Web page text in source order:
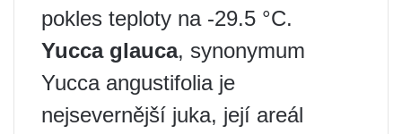
pokles teploty na -29.5 °C.
Yucca glauca, synonymum
Yucca angustifolia je
nejsevernější juka, její areál